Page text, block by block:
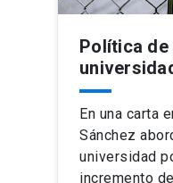
Política
En una carta
Sánchez
universidad
incremento